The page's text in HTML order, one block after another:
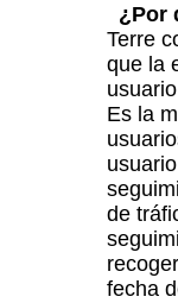
¿Por
Terre
que la
Es la
de
fecha